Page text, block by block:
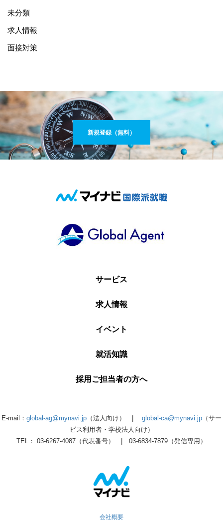
未分類
求人情報
面接対策
新規登録（無料）
サービス
求人情報
イベント
就活知識
採用ご担当者の方へ
E-mail： global-ag@mynavi.jp （法人向け） | global-ca@mynavi.jp （サー
ビス利用者・学校法人向け）
TEL： 03-6267-4087（代表番号） | 03-6834-7879（発信専用）
会社概要